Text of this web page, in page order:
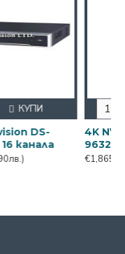
4K NVR Hikvision
9632NI-I8, 32